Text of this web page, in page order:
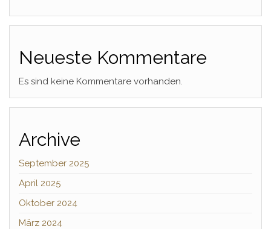
Neueste Kommentare
Es sind keine Kommentare vorhanden.
Archive
September 2025
April 2025
Oktober 2024
März 2024